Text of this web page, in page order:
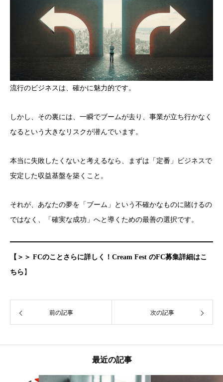
流行のビジネスは、確かに魅力的です。
しかし、その裏には、一瞬でブームが去り、事業が立ち行かなく
なるという大きなリスクが潜んでいます。
本当に失敗したくないと考えるなら、まずは「定番」ビジネスで
安定した収益基盤を築くこと。
それが、あなたの夢を「ブーム」という不確かなものに賭けるの
ではなく、「確実な成功」へと導くための最善の選択です。
【＞＞ FCのことさらに詳しく！Cream Fest のFC募集詳細はこ
ちら 】
前の記事 次の記事
最近の記事